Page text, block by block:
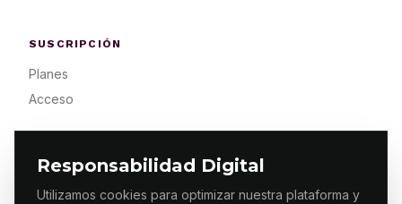
Responsabilidad Digital
Utilizamos cookies para optimizar nuestra plataforma y
SUSCRIPCIÓN
Planes
Acceso